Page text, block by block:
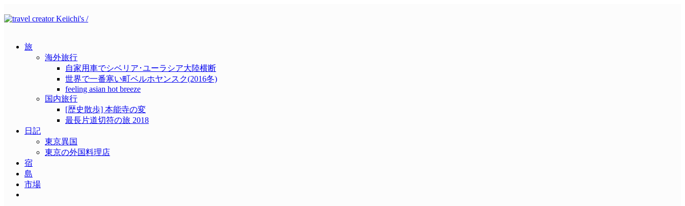
ン
旅
海外旅行
自家用車でシベリア･ユーラシア大陸横断
世界で一番寒い町ベルホヤンスク(2016冬)
feeling asian hot breeze
国内旅行
[歴史散歩] 本能寺の変
最長片道切符の旅 2018
日記
東京異国
東京の外国料理店
宿
島
市場